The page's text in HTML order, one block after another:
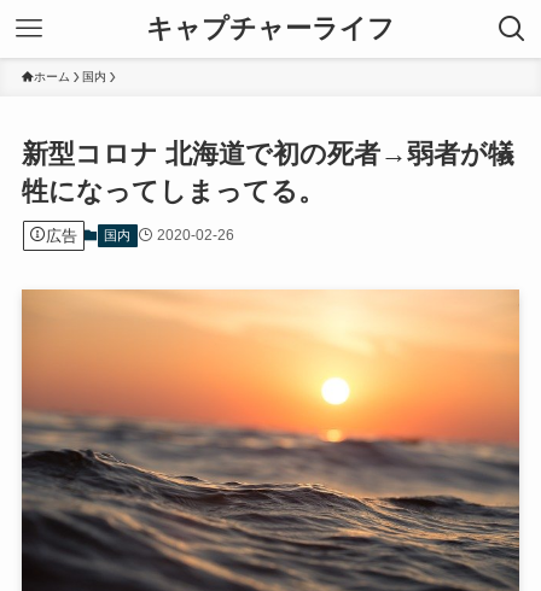
キャプチャーライフ
ホーム 国内
新型コロナ 北海道で初の死者→弱者が犠
牲になってしまってる。
広告 国内 2020-02-26